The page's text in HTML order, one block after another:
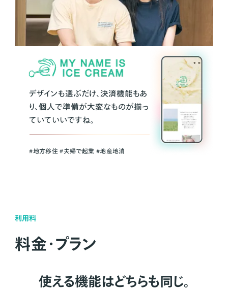
デザインも選ぶだけ、決済機能もあ
り、個人で準備が大変なものが揃っ
ていていいですね。
#地方移住 #夫婦で起業 #地産地消
利用料
料金・プラン
使える機能はどちらも同じ。